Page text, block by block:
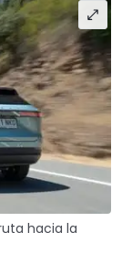
hacia la